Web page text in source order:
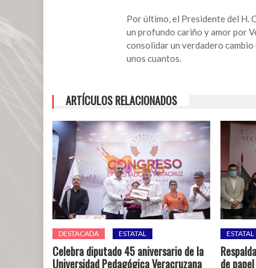
Por último, el Presidente del H.
un profundo cariño y amor por
consolidar un verdadero
unos cuantos.
ARTÍCULOS RELACIONADOS
DESTACADA ESTATAL
Celebra diputado 45 aniversario de la
Universidad Pedagógica Veracruzana
ESTATAL
de